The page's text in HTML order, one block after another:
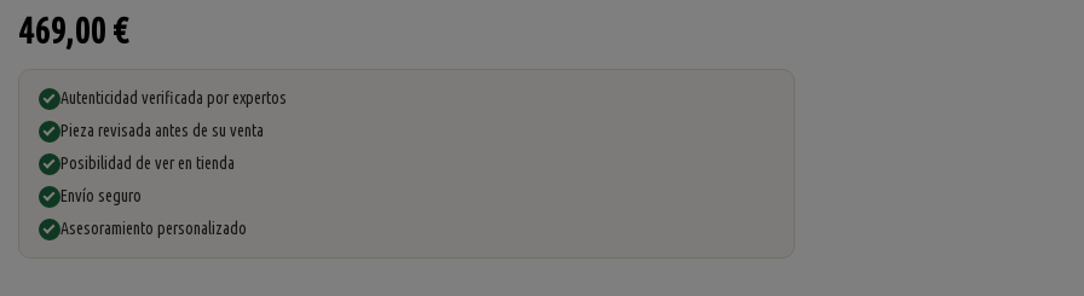
469,00 €
Autenticidad verificada por expertos
Pieza revisada antes de su venta
Posibilidad de ver en tienda
Envío seguro
Asesoramiento personalizado